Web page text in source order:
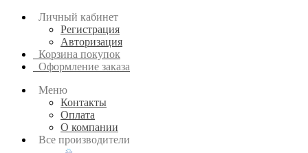
Личный кабинет
Регистрация
Авторизация
Корзина покупок
Оформление заказа
Меню
Контакты
Оплата
О компании
Все производители